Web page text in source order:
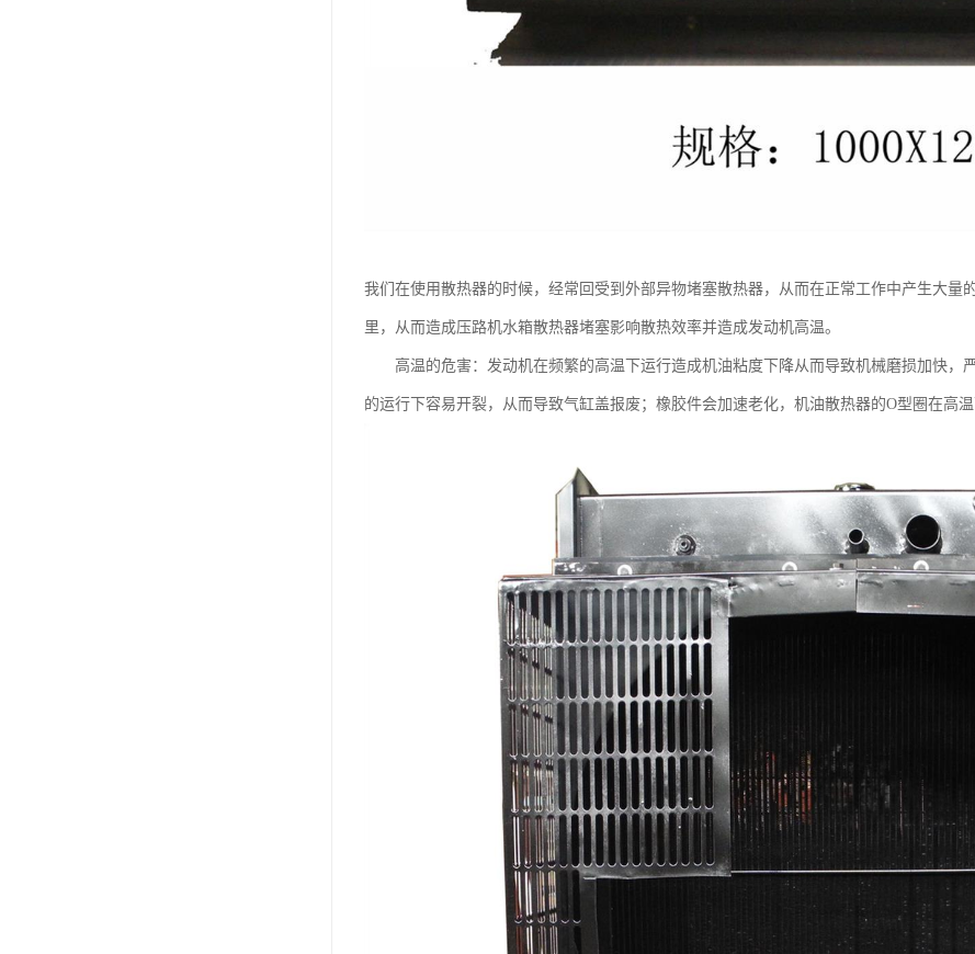
我们在使用散热器的时候，经常回受到外部异物堵塞散热器，从而在正常工作中产生大量
里，从而造成压路机水箱散热器堵塞影响散热效率并造成发动机高温。
高温的危害：发动机在频繁的高温下运行造成机油粘度下降从而导致机械磨损加快，
的运行下容易开裂，从而导致气缸盖报废；橡胶件会加速老化，机油散热器的O型圈在高